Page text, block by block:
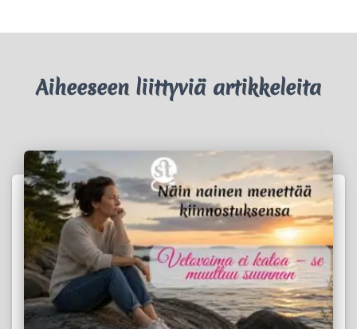
Aiheeseen liittyviä artikkeleita